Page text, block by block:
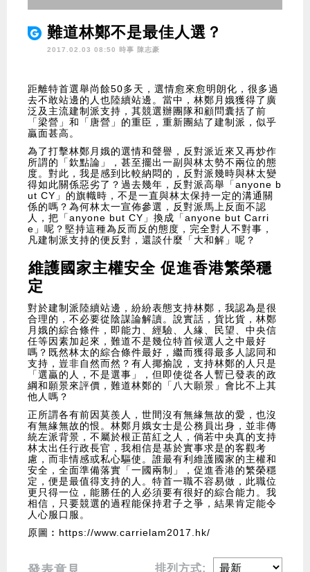
難道林鄭不是最佳人選？
2017.02.03 08:50 時事 陳志豪
距離特首選舉尚餘50多天，選情愈來愈明朗化，很多過
去不敢站邊的人也陸續站邊。當中，林鄭月娥獲得了廣
泛及主流建制派支持，其競選辦團隊和顧問囊括了前
「梁營」和「唐營」的重臣，重新團結了建制派，似乎
贏面甚高。
為了打擊林鄭月娥的選情和聲譽，反對派近來又再炒作
所謂的「欽點論」，甚至擺出一副與林太勢不兩位的態
度。對此，我是感到比較納悶的，反對派幾時與林太變
得如此關係惡劣了？過去幾年，反對派高舉「anyone b
ut CY」的旗幟時，不是一直與林太保持一定的溝通關
係的嗎？為何林太一宣佈參選，反對派馬上反面不認
人，把「anyone but CY」換成「anyone but Carri
e」呢？堅持這種為反而反的態度，完全對人不對事，
凡建制派支持的便反對，還談什麼「大和解」呢？
維護國家主權安全 促進香港繁榮穩
定
對於建制派陸續站邊，紛紛表態支持林鄭，我認為是很
合理的，不必要從陰謀論解讀。說實話，貨比貨，林鄭
月娥的綜合條件，即能力、經驗、人緣、民望、中央信
任等因素加起來，難道不是幾位特首候選人之中最好
嗎？既然林太的綜合條件最好，繼而獲得最多人認同和
支持，豈非自然而然？有人揶揄說，支持林鄭的人只是
「選贏的人，不是選事」，但即使從各人暫已發表的政
綱和願景來評價，難道林鄭的「八大願景」會比不上其
他人嗎？
正所謂各有前因莫羨人，世間沒有無緣無故的愛，也沒
有無緣無故的恨。林鄭月娥女士是公務員出身，並非傳
統左派背景，不屬於根正苗紅之人，倘若中央真的支持
林太出任行政長官，我相信是基於實事求是的客觀考
慮，而非情感或私心驅使。誰最有利維護國家的主權和
安全，全面準備落實「一國兩制」，促進香港的繁榮穩
定，便是最值得支持的人。特首一職不容易做，此職位
更只得一位，能勝任的人必須要有很好的綜合能力。我
相信，只要競選的過程能保持君子之爭，結果肯定能令
人心服口服。
原圖︰https://www.carrielam2017.hk/
排列方式: